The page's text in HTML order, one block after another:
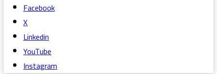
Facebook
X
Linkedin
YouTube
Instagram